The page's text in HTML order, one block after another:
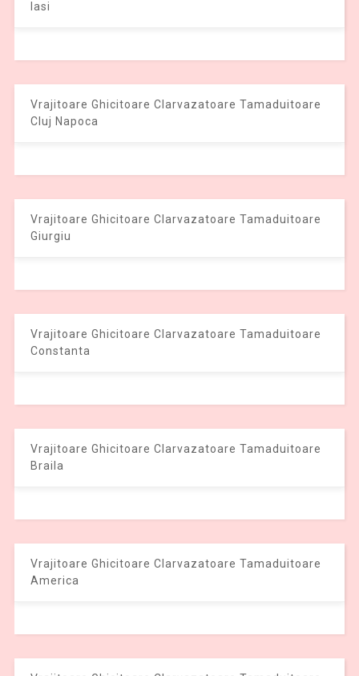
Iasi
Vrajitoare Ghicitoare Clarvazatoare Tamaduitoare
Cluj Napoca
Vrajitoare Ghicitoare Clarvazatoare Tamaduitoare
Giurgiu
Vrajitoare Ghicitoare Clarvazatoare Tamaduitoare
Constanta
Vrajitoare Ghicitoare Clarvazatoare Tamaduitoare
Braila
Vrajitoare Ghicitoare Clarvazatoare Tamaduitoare
America